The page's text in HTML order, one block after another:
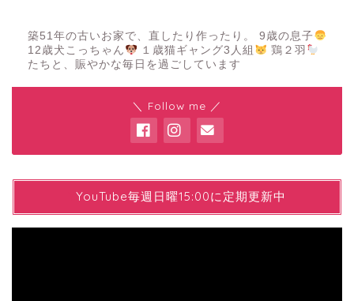
築51年の古いお家で、直したり作ったり。 9歳の息子
12歳犬こっちゃん
１歳猫ギャング3人組
鶏２羽
たちと、賑やかな毎日を過ごしています
＼ Follow me ／
YYouTube毎週日曜15:00に定期更新中